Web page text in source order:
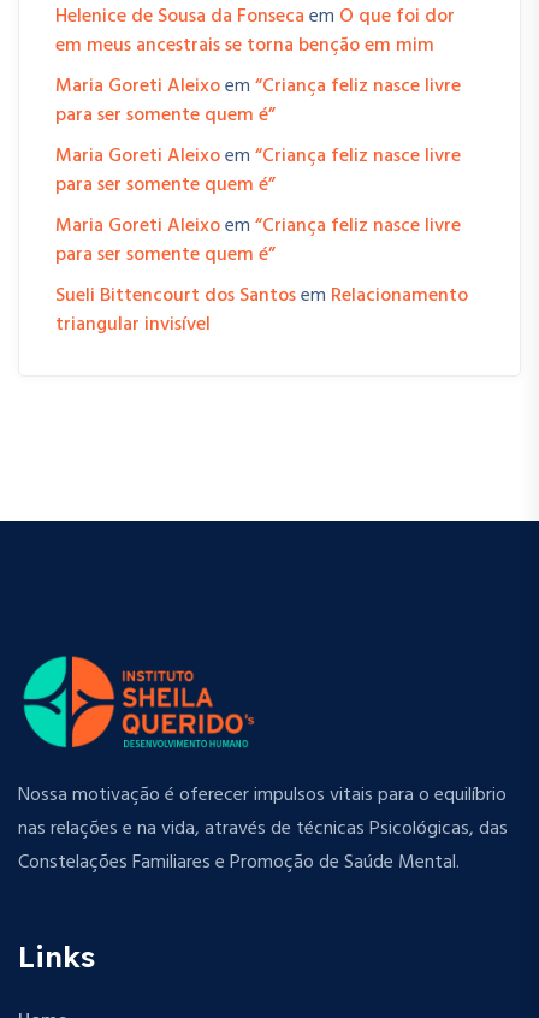
Helenice de Sousa da Fonsecaem O que foi dor
em meus ancestrais se torna benção em mim
Maria Goreti Aleixoem“Criança feliz nasce livre
para ser somente quem é”
Maria Goreti Aleixoem“Criança feliz nasce livre
para ser somente quem é”
Maria Goreti Aleixoem“Criança feliz nasce livre
para ser somente quem é”
Sueli Bittencourt dos Santosem Relacionamento
triangular invisível
Nossa motivação é oferecer impulsos vitais para o equilíbrio
nas relações e na vida, através de técnicas Psicológicas, das
Constelações Familiares e Promoção de Saúde Mental.
Links